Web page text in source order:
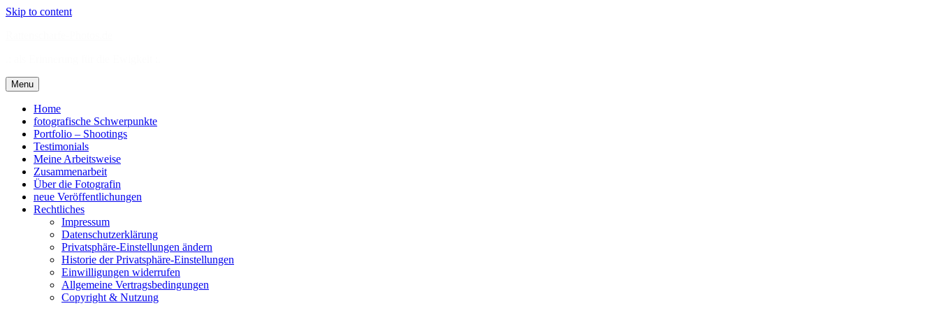
Skip to content
Menu
Home
fotografische Schwerpunkte
Portfolio – Shootings
Testimonials
Meine Arbeitsweise
Zusammenarbeit
Über die Fotografin
neue Veröffentlichungen
Rechtliches
Impressum
Datenschutzerklärung
Privatsphäre-Einstellungen ändern
Historie der Privatsphäre-Einstellungen
Einwilligungen widerrufen
Allgemeine Vertragsbedingungen
Copyright & Nutzung